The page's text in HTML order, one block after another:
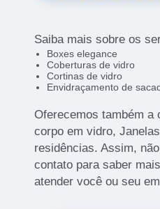
Saiba mais sobre os
Boxes elegance
Coberturas de vidro
Cortinas de vidro
Envidraçamento de
Oferecemos também a
corpo em vidro,
residências. Assim,
contato para saber
atender você ou seu